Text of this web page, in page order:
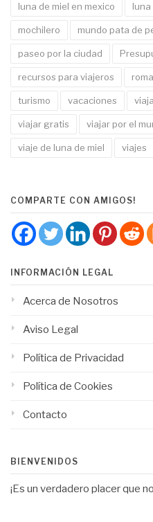
luna de miel en mexico luna
mochilero mundo pata de
paseo por la ciudad
recursos para viajeros
turismo vacaciones
viajar gratis viajar por el
viaje de luna de miel viajes
COMPARTE CON AMIGOS!
INFORMACIÓN LEGAL
Acerca de Nosotros
Aviso Legal
Política de Privacidad
Política de Cookies
Contacto
BIENVENIDOS
¡Es un verdadero placer que